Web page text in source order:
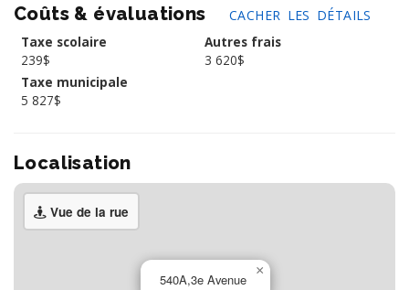
Coûts & évaluations
CACHER LES DÉTAILS
Taxe scolaire
239$
Taxe municipale
5 827$
Autres frais
3 620$
Localisation
Vue de la rue
540A,3e Avenue
×